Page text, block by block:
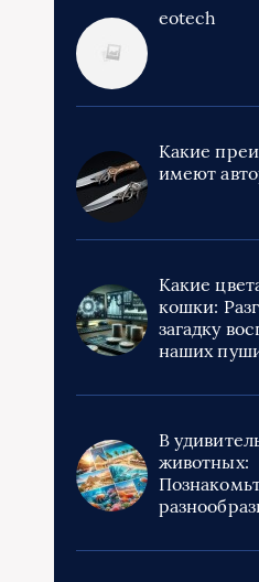
eotech
Какие
имеют
Какие
кошки:
загадку
наших
В
животных: